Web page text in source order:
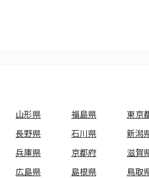
山形県 福島県 東京
長野県 石川県 新潟
兵庫県 京都府 滋賀
広島県 島根県 鳥取